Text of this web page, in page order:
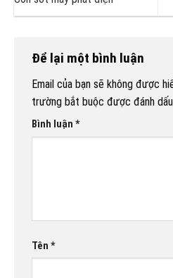
Để lại một bình luận
Email của bạn sẽ không được
trường bắt buộc được đánh dấu
Bình luận *
Tên *